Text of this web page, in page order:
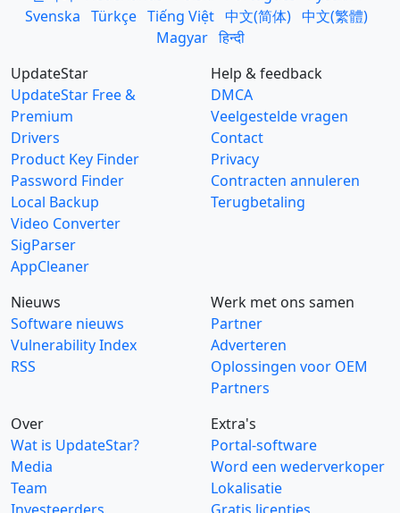
Svenska Türkçe Tiếng Việt 中文(简体) 中文(繁體)
Magyar हिन्दी
UpdateStar
UpdateStar Free &
Premium
Drivers
Product Key Finder
Password Finder
Local Backup
Video Converter
SigParser
AppCleaner
Help & feedback
DMCA
Veelgestelde vragen
Contact
Privacy
Contracten annuleren
Terugbetaling
Nieuws
Software nieuws
Vulnerability Index
RSS
Werk met ons samen
Partner
Adverteren
Oplossingen voor OEM
Partners
Over
Wat is UpdateStar?
Media
Team
Extra's
Portal-software
Word een wederverkoper
Lokalisatie